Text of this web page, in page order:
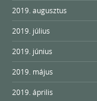
2019. augusztus
2019. július
2019. június
2019. május
2019. április